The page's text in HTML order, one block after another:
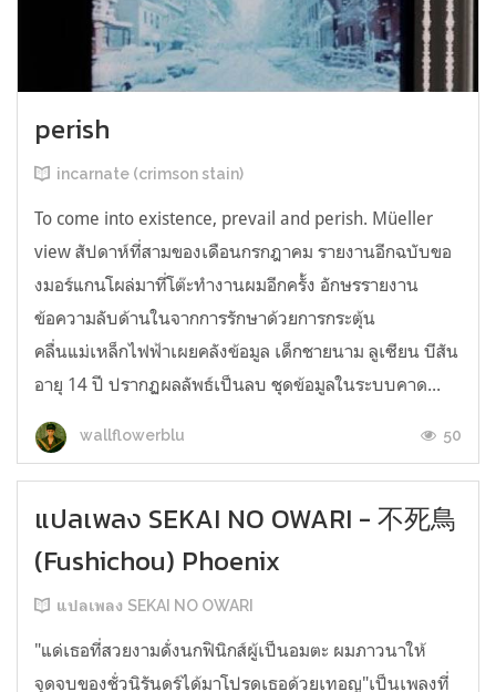
perish
incarnate (crimson stain)
To come into existence, prevail and perish. Müeller
view สัปดาห์ที่สามของเดือนกรกฎาคม รายงานอีกฉบับขอ
งมอร์แกนโผล่มาที่โต๊ะทำงานผมอีกครั้ง อักษรรายงาน
ข้อความลับด้านในจากการรักษาด้วยการกระตุ้น
คลื่นแม่เหล็กไฟฟ้าเผยคลังข้อมูล เด็กชายนาม ลูเซียน บีสัน
อายุ 14 ปี ปรากฏผลลัพธ์เป็นลบ ชุดข้อมูลในระบบคาด...
wallflowerblu 50
แปลเพลง SEKAI NO OWARI - 不死鳥
(Fushichou) Phoenix
แปลเพลง SEKAI NO OWARI
"แด่เธอที่สวยงามดั่งนกฟินิกส์ผู้เป็นอมตะ ผมภาวนาให้
จุดจบของชั่วนิรันดร์ได้มาโปรดเธอด้วยเทอญ"เป็นเพลงที่